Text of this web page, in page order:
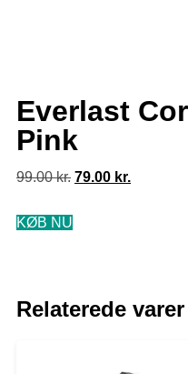
Everlast
Pink
99.00kr. 79.00 kr.
KØB NU
Relaterede varer